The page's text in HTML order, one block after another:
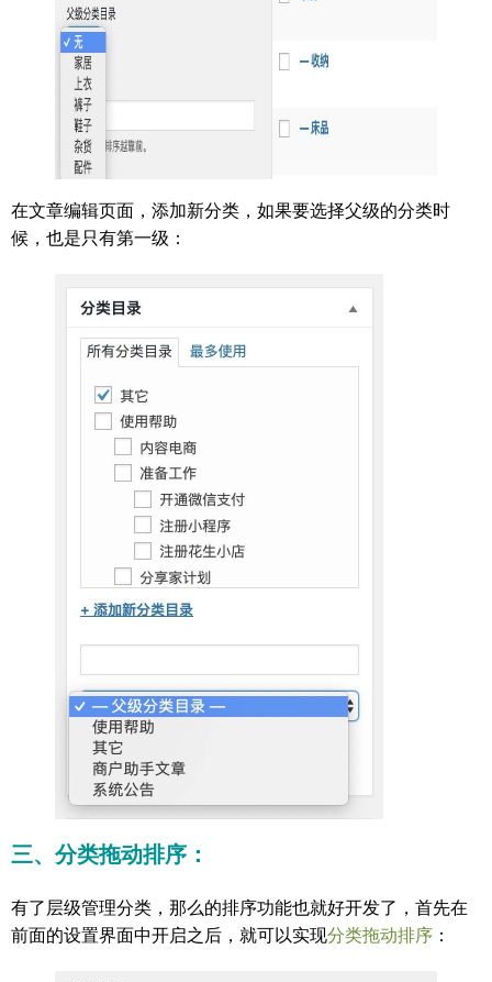
在文章编辑页面，添加新分类，如果要选择父级的分类时
候，也是只有第一级：
三、分类拖动排序：
有了层级管理分类，那么的排序功能也就好开发了，首先在
前面的设置界面中开启之后，就可以实现分类拖动排序 ：